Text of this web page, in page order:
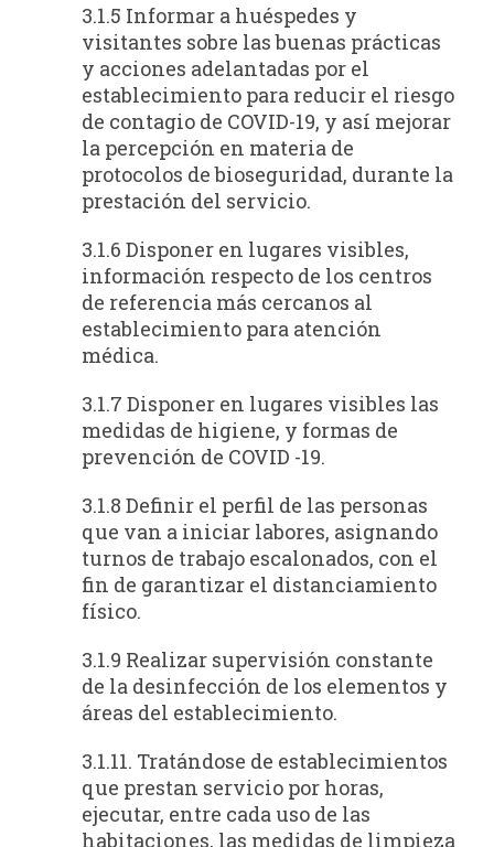
3.1.5 Informar a huéspedes y
visitantes sobre las buenas prácticas
y acciones adelantadas por el
establecimiento para reducir el riesgo
de contagio de COVID-19, y así mejorar
la percepción en materia de
protocolos de bioseguridad, durante la
prestación del servicio.
3.1.6 Disponer en lugares visibles,
información respecto de los centros
de referencia más cercanos al
establecimiento para atención
médica.
3.1.7 Disponer en lugares visibles las
medidas de higiene, y formas de
prevención de COVID -19.
3.1.8 Definir el perfil de las personas
que van a iniciar labores, asignando
turnos de trabajo escalonados, con el
fin de garantizar el distanciamiento
físico.
3.1.9 Realizar supervisión constante
de la desinfección de los elementos y
áreas del establecimiento.
3.1.11. Tratándose de establecimientos
que prestan servicio por horas,
ejecutar, entre cada uso de las
habitaciones, las medidas de limpieza